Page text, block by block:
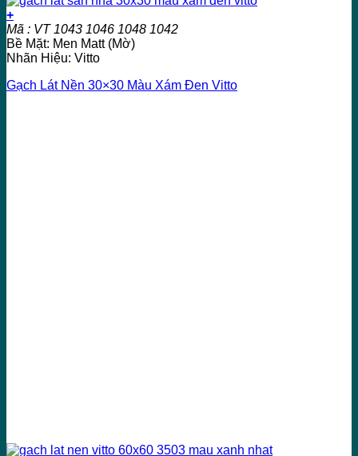
+
Mã : VT 1043 1046 1048 1042
Bề Mặt: Men Matt (Mờ)
Nhãn Hiệu: Vitto
Gạch Lát Nền 30×30 Màu Xám Đen Vitto